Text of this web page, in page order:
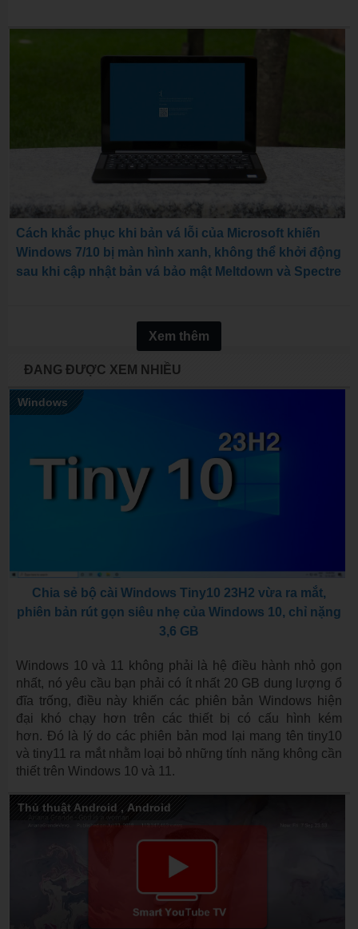
Cách khắc phục khi bản vá lỗi của Microsoft khiến
Windows 7/10 bị màn hình xanh, không thể khởi động
sau khi cập nhật bản vá bảo mật Meltdown và Spectre
Xem thêm
ĐANG ĐƯỢC XEM NHIỀU
Windows
Chia sẻ bộ cài Windows Tiny10 23H2 vừa ra mắt,
phiên bản rút gọn siêu nhẹ của Windows 10, chỉ nặng
3,6 GB
Windows 10 và 11 không phải là hệ điều hành nhỏ gọn
nhất, nó yêu cầu bạn phải có ít nhất 20 GB dung lượng ổ
đĩa trống, điều này khiến các phiên bản Windows hiện
đại khó chạy hơn trên các thiết bị có cấu hình kém
hơn. Đó là lý do các phiên bản mod lại mang tên tiny10
và tiny11 ra mắt nhằm loại bỏ những tính năng không cần
thiết trên Windows 10 và 11.
Thủ thuật Android , Android